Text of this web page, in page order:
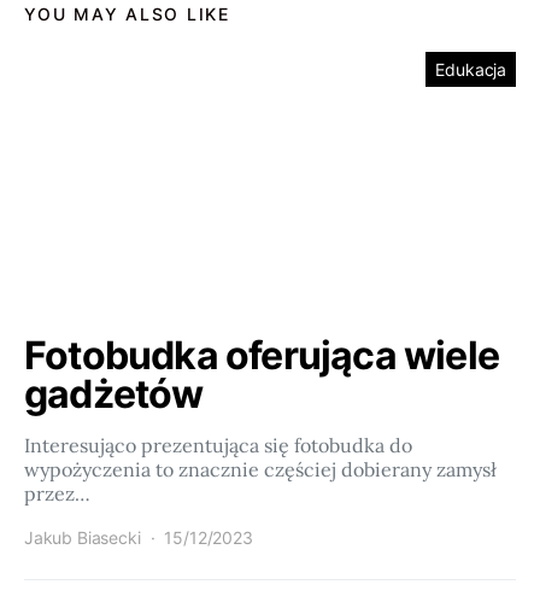
YOU MAY ALSO LIKE
Edukacja
Fotobudka oferująca wiele
gadżetów
Interesująco prezentująca się fotobudka do
wypożyczenia to znacznie częściej dobierany zamysł
przez…
Jakub Biasecki 15/12/2023